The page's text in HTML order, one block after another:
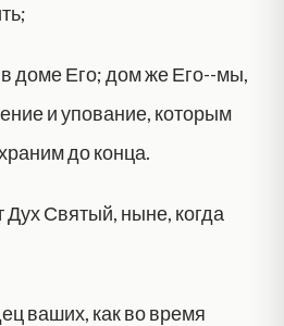
доме Его; дом же Его--мы,
и упование, которым
до конца.
Дух Святый, ныне, когда
ваших, как во время